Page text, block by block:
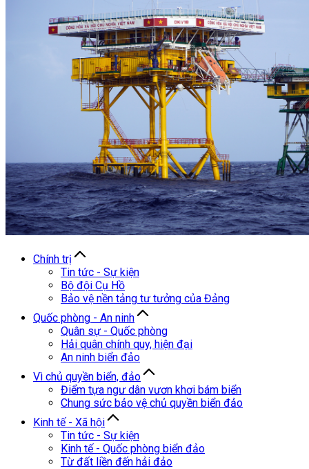
Chính trị
Tin tức - Sự kiện
Bộ đội Cụ Hồ
Bảo vệ nền tảng tư tưởng của Đảng
Quốc phòng - An ninh
Quân sự - Quốc phòng
Hải quân chính quy, hiện đại
An ninh biển đảo
Vì chủ quyền biển, đảo
Điểm tựa ngư dân vươn khơi bám biển
Chung sức bảo vệ chủ quyền biển đảo
Kinh tế - Xã hội
Tin tức - Sự kiện
Kinh tế - Quốc phòng biển đảo
Từ đất liền đến hải đảo